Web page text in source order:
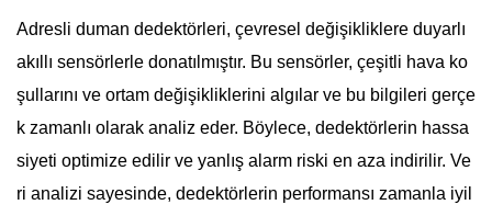
Adresli duman dedektörleri, çevresel değişikliklere duyarlı
akıllı sensörlerle donatılmıştır. Bu sensörler, çeşitli hava ko
şullarını ve ortam değişikliklerini algılar ve bu bilgileri gerçe
k zamanlı olarak analiz eder. Böylece, dedektörlerin hassa
siyeti optimize edilir ve yanlış alarm riski en aza indirilir. Ve
ri analizi sayesinde, dedektörlerin performansı zamanla iyil